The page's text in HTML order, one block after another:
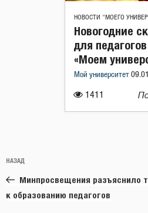
НОВОСТИ "МОЕГО
1411
Новогодние
для
«Моем
Мой университет
по
записям
Предыдущая
запись:
НАЗАД
Минпросвещения разъяснило
к образованию педагогов